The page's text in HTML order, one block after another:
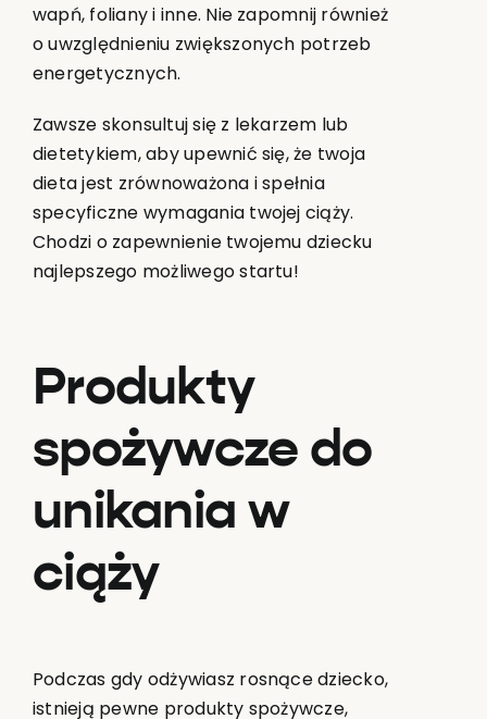
wapń, foliany i inne. Nie zapomnij również
o uwzględnieniu zwiększonych potrzeb
energetycznych.
Zawsze skonsultuj się z lekarzem lub
dietetykiem, aby upewnić się, że twoja
dieta jest zrównoważona i spełnia
specyficzne wymagania twojej ciąży.
Chodzi o zapewnienie twojemu dziecku
najlepszego możliwego startu!
Produkty
spożywcze do
unikania w
ciąży
Podczas gdy odżywiasz rosnące dziecko,
istnieją pewne produkty spożywcze,